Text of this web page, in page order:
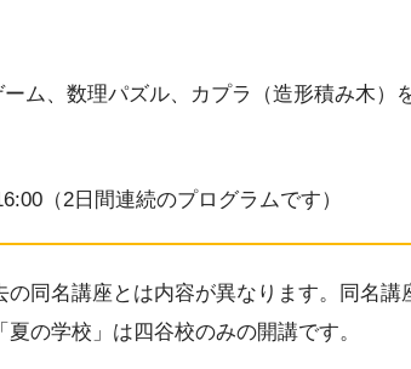
ーム、数理パズル、カプラ（造形積み木）
（2日間連続のプログラムです）
同名講座とは内容が異なります。同名
の学校」は四谷校のみの開講です。